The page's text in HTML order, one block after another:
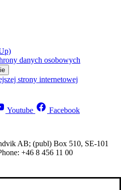
danych osobowych
strony internetowej
Youtube Facebook
AB; (publ) Box 510, SE-101
+46 8 456 11 00